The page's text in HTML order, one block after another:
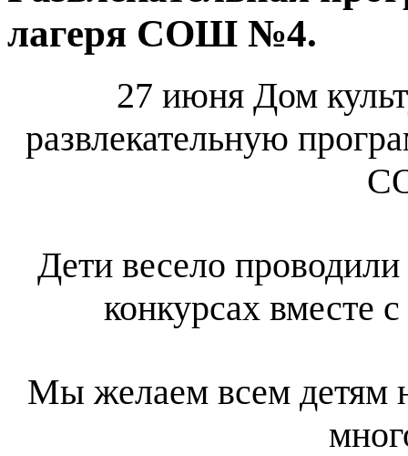
лагеря СОШ №4.
27 июня Дом
развлекательную
Дети весело
конкурсах вместе
Мы желаем всем детям